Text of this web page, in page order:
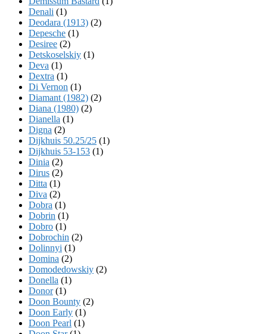
Denali (1)
Deodara (1913) (2)
Depesche (1)
Desiree (2)
Detskoselskiy (1)
Deva (1)
Dextra (1)
Di Vernon (1)
Diamant (1982) (2)
Diana (1980) (2)
Dianella (1)
Digna (2)
Dijkhuis 50.25/25 (1)
Dijkhuis 53-153 (1)
Dinia (2)
Dirus (2)
Ditta (1)
Diva (2)
Dobra (1)
Dobrin (1)
Dobro (1)
Dobrochin (2)
Dolinnyi (1)
Domina (2)
Domodedowskiy (2)
Donella (1)
Donor(1)
Doon Bounty (2)
Doon Early (1)
Doon Pearl (1)